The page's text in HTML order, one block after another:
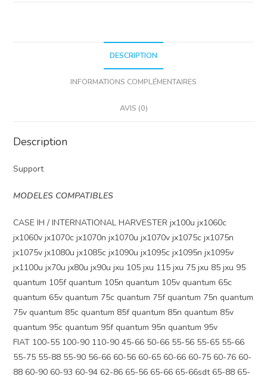
DESCRIPTION
INFORMATIONS COMPLÉMENTAIRES
AVIS (0)
Description
Support
MODELES COMPATIBLES
CASE IH / INTERNATIONAL HARVESTER jx100u jx1060c
jx1060v jx1070c jx1070n jx1070u jx1070v jx1075c jx1075n
jx1075v jx1080u jx1085c jx1090u jx1095c jx1095n jx1095v
jx1100u jx70u jx80u jx90u jxu 105 jxu 115 jxu 75 jxu 85 jxu 95
quantum 105f quantum 105n quantum 105v quantum 65c
quantum 65v quantum 75c quantum 75f quantum 75n quantum
75v quantum 85c quantum 85f quantum 85n quantum 85v
quantum 95c quantum 95f quantum 95n quantum 95v
FIAT 100-55 100-90 110-90 45-66 50-66 55-56 55-65 55-66
55-75 55-88 55-90 56-66 60-56 60-65 60-66 60-75 60-76 60-
88 60-90 60-93 60-94 62-86 65-56 65-66 65-66sdt 65-88 65-